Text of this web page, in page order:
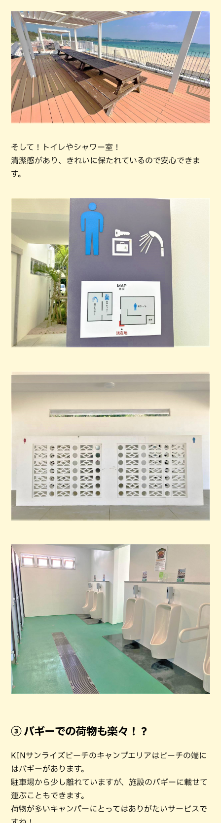
そして！トイレやシャワー室！
清潔感があり、きれいに保たれているので安心できま
す。
③ バギーでの荷物も楽々！？
KINサンライズビーチのキャンプエリアはビーチの端に
はバギーがあります。
駐車場から少し離れていますが、施設のバギーに載せて
運ぶこともできます。
荷物が多いキャンパーにとってはありがたいサービスで